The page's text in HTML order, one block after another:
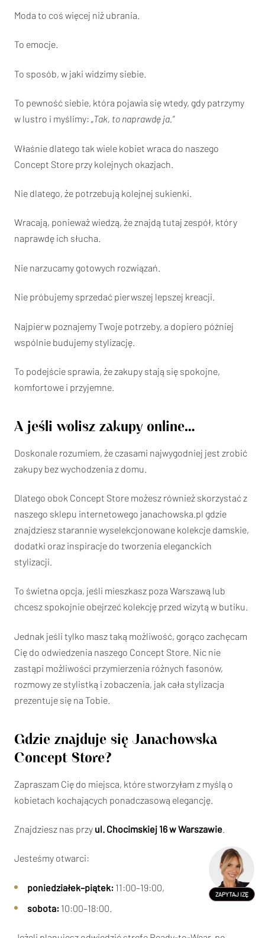
Moda to coś więcej niż ubrania.
To emocje.
To sposób, w jaki widzimy siebie.
To pewność siebie, która pojawia się wtedy, gdy patrzymy
w lustro i myślimy: „Tak, to naprawdę ja.”
Właśnie dlatego tak wiele kobiet wraca do naszego
Concept Store przy kolejnych okazjach.
Nie dlatego, że potrzebują kolejnej sukienki.
Wracają, ponieważ wiedzą, że znajdą tutaj zespół, który
naprawdę ich słucha.
Nie narzucamy gotowych rozwiązań.
Nie próbujemy sprzedać pierwszej lepszej kreacji.
Najpierw poznajemy Twoje potrzeby, a dopiero później
wspólnie budujemy stylizację.
To podejście sprawia, że zakupy stają się spokojne,
komfortowe i przyjemne.
A jeśli wolisz zakupy online…
Doskonale rozumiem, że czasami najwygodniej jest zrobić
zakupy bez wychodzenia z domu.
Dlatego obok Concept Store możesz również skorzystać z
naszego sklepu internetowego janachowska.pl gdzie
znajdziesz starannie wyselekcjonowane kolekcje damskie,
dodatki oraz inspiracje do tworzenia eleganckich
stylizacji.
To świetna opcja, jeśli mieszkasz poza Warszawą lub
chcesz spokojnie obejrzeć kolekcję przed wizytą w butiku.
Jednak jeśli tylko masz taką możliwość, gorąco zachęcam
Cię do odwiedzenia naszego Concept Store. Nic nie
zastąpi możliwości przymierzenia różnych fasonów,
rozmowy ze stylistką i zobaczenia, jak cała stylizacja
prezentuje się na Tobie.
Gdzie znajduje się Janachowska
Concept Store?
Zapraszam Cię do miejsca, które stworzyłam z myślą o
kobietach kochających ponadczasową elegancję.
Znajdziesz nas przy ul. Chocimskiej 16 w Warszawie.
Jesteśmy otwarci:
poniedziałek–piątek: 11:00–19:00,
sobota: 10:00–18:00.
ZAPYTAJ IZĘ